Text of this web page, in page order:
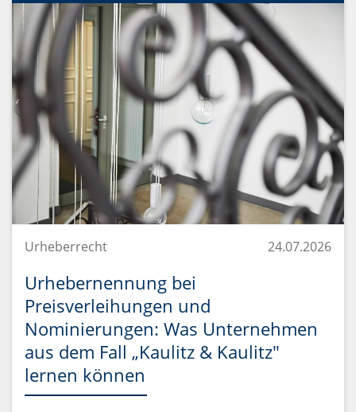
Urheberrecht 24.07.2026
Urhebernennung bei
Preisverleihungen und
Nominierungen: Was Unternehmen
aus dem Fall „Kaulitz & Kaulitz"
lernen können